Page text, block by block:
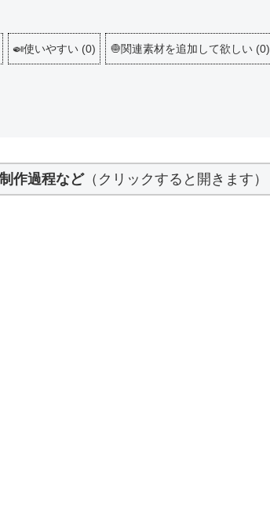
🍛使いやすい (0) 🧅関連素材を追加して欲しい (0)
作過程など（クリックすると開きます）